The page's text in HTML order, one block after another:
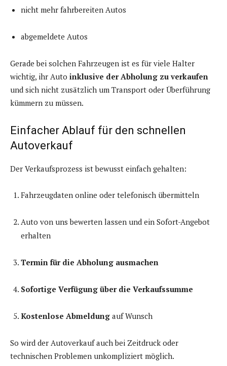
nicht mehr fahrbereiten Autos
abgemeldete Autos
Gerade bei solchen Fahrzeugen ist es für viele Halter
wichtig, ihr Auto inklusive der Abholung zu verkaufen
und sich nicht zusätzlich um Transport oder Überführung
kümmern zu müssen.
Einfacher Ablauf für den schnellen
Autoverkauf
Der Verkaufsprozess ist bewusst einfach gehalten:
Fahrzeugdaten online oder telefonisch übermitteln
Auto von uns bewerten lassen und ein Sofort-Angebot
erhalten
Termin für die Abholung ausmachen
Sofortige Verfügung über die Verkaufssumme
Kostenlose Abmeldung auf Wunsch
So wird der Autoverkauf auch bei Zeitdruck oder
technischen Problemen unkompliziert möglich.